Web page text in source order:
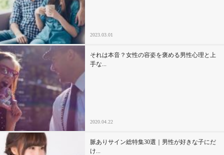
カルチャー・トレンド・芸能
驚き
2023.03.01
それは本音？女性の容姿を褒める男性心理と上
手な...
2020.04.22
脈ありサイン総特集30選｜男性が好きな子にだ
け...